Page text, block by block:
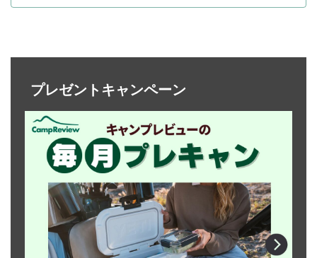
プレゼントキャンペーン